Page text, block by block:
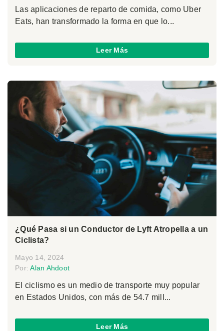
Las aplicaciones de reparto de comida, como Uber
Eats, han transformado la forma en que lo...
Leer Más
¿Qué Pasa si un Conductor de Lyft Atropella a un
Ciclista?
Mayo 14, 2024
Por:Alan Ahdoot
El ciclismo es un medio de transporte muy popular
en Estados Unidos, con más de 54.7 mill...
Leer Más